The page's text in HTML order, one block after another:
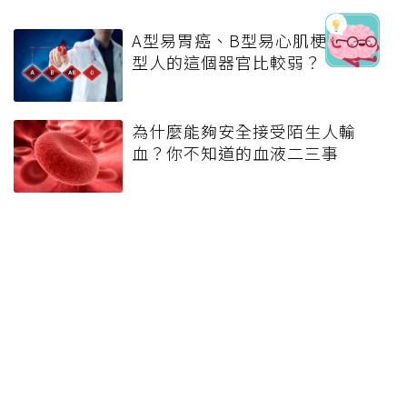
A型易胃癌、B型易心肌梗塞，O
型人的這個器官比較弱？
為什麼能夠安全接受陌生人輸
血？你不知道的血液二三事